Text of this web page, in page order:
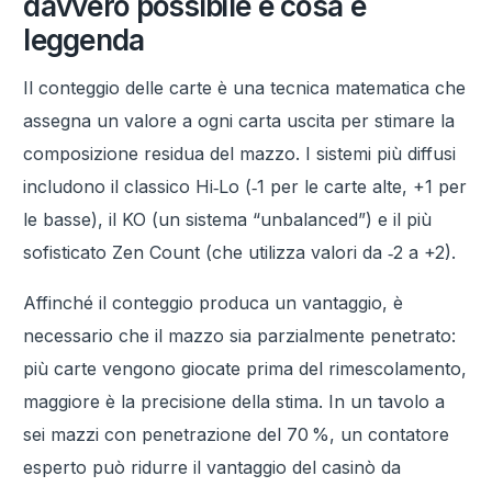
leggenda
Il conteggio delle carte è una tecnica matematica che
assegna un valore a ogni carta uscita per stimare la
composizione residua del mazzo. I sistemi più diffusi
includono il classico Hi‑Lo (‑1 per le carte alte, +1 per
le basse), il KO (un sistema “unbalanced”) e il più
sofisticato Zen Count (che utilizza valori da ‑2 a +2).
Affinché il conteggio produca un vantaggio, è
necessario che il mazzo sia parzialmente penetrato:
più carte vengono giocate prima del rimescolamento,
maggiore è la precisione della stima. In un tavolo a
sei mazzi con penetrazione del 70 %, un contatore
esperto può ridurre il vantaggio del casinò da